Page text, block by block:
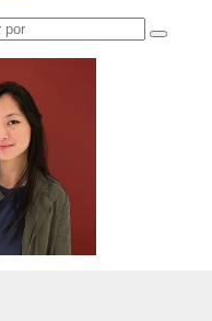
Procurar